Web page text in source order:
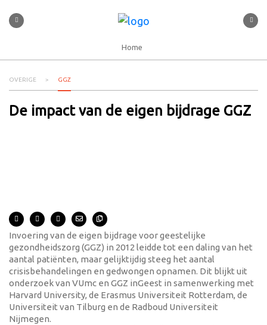
Home
OVERIGE GGZ
De impact van de eigen bijdrage GGZ
Invoering van de eigen bijdrage voor geestelijke
gezondheidszorg (GGZ) in 2012 leidde tot een daling van het
aantal patiënten, maar gelijktijdig steeg het aantal
crisisbehandelingen en gedwongen opnamen. Dit blijkt uit
onderzoek van VUmc en GGZ inGeest in samenwerking met
Harvard University, de Erasmus Universiteit Rotterdam, de
Universiteit van Tilburg en de Radboud Universiteit
Nijmegen.